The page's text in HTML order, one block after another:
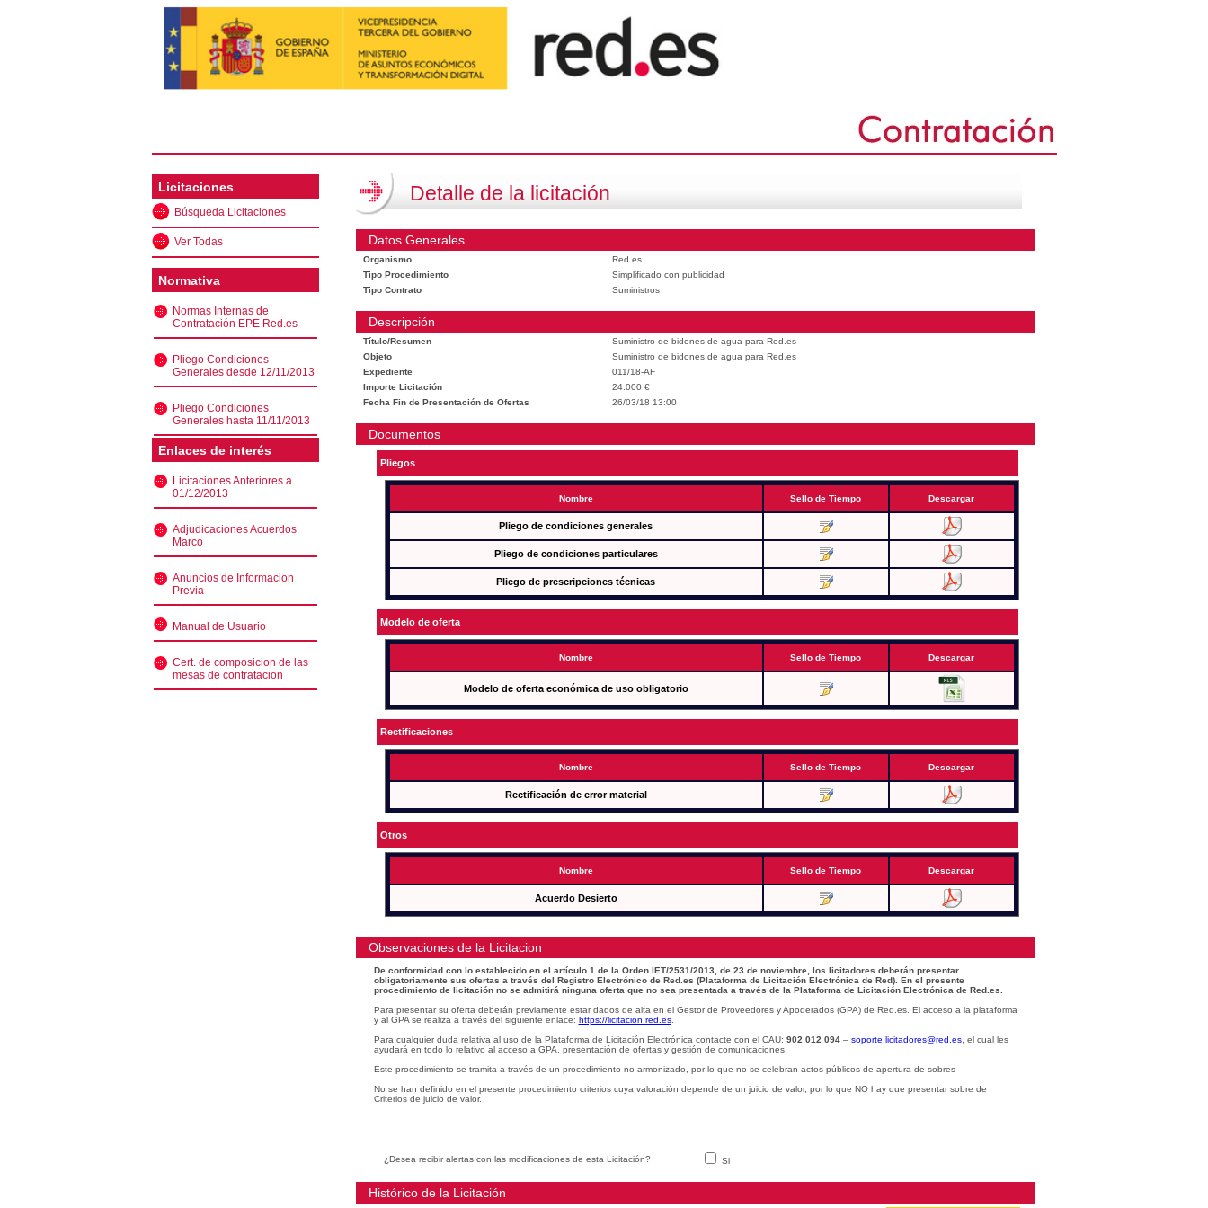
Licitaciones
Búsqueda Licitaciones
Ver Todas
Normativa
Normas Internas de
Contratación EPE Red.es
Pliego Condiciones
Generales desde 12/11/2013
Pliego Condiciones
Generales hasta 11/11/2013
Enlaces de interés
Licitaciones Anteriores a
01/12/2013
Adjudicaciones Acuerdos
Marco
Anuncios de Informacion
Previa
Manual de Usuario
Cert. de composicion de las
mesas de contratacion
Detalle de la licitación
Datos Generales
Organismo
Red.es
Tipo Procedimiento
Simplificado con publicidad
Tipo Contrato
Suministros
Descripción
Título/Resumen
Suministro de bidones de agua para Red.es
Objeto
Suministro de bidones de agua para Red.es
Expediente
011/18-AF
Importe Licitación
24.000 €
Fecha Fin de Presentación de Ofertas
26/03/18 13:00
Documentos
Pliegos
Nombre Sello de Tiempo Descargar
Pliego de condiciones generales
Pliego de condiciones particulares
Pliego de prescripciones técnicas
Modelo de oferta
Nombre Sello de Tiempo Descargar
Modelo de oferta económica de uso obligatorio
Rectificaciones
Nombre Sello de Tiempo Descargar
Rectificación de error material
Otros
Nombre Sello de Tiempo Descargar
Acuerdo Desierto
Observaciones de la Licitacion
De conformidad con lo establecido en el artículo 1 de la Orden IET/2531/2013, de 23 de noviembre, los licitadores deberán presentar
obligatoriamente sus ofertas a través del Registro Electrónico de Red.es (Plataforma de Licitación Electrónica de Red). En el presente
procedimiento de licitación no se admitirá ninguna oferta que no sea presentada a través de la Plataforma de Licitación Electrónica de Red.es.
Para presentar su oferta deberán previamente estar dados de alta en el Gestor de Proveedores y Apoderados (GPA) de Red.es. El acceso a la plataforma
y al GPA se realiza a través del siguiente enlace: https://licitacion.red.es.
Para cualquier duda relativa al uso de la Plataforma de Licitación Electrónica contacte con el CAU: 902 012 094– soporte.licitadores@red.es, el cual les
ayudará en todo lo relativo al acceso a GPA, presentación de ofertas y gestión de comunicaciones.
Este procedimiento se tramita a través de un procedimiento no armonizado, por lo que no se celebran actos públicos de apertura de sobres
No se han definido en el presente procedimiento criterios cuya valoración depende de un juicio de valor, por lo que NO hay que presentar sobre de
Criterios de juicio de valor.
¿Desea recibir alertas con las modificaciones de esta Licitación? Si
Histórico de la Licitación